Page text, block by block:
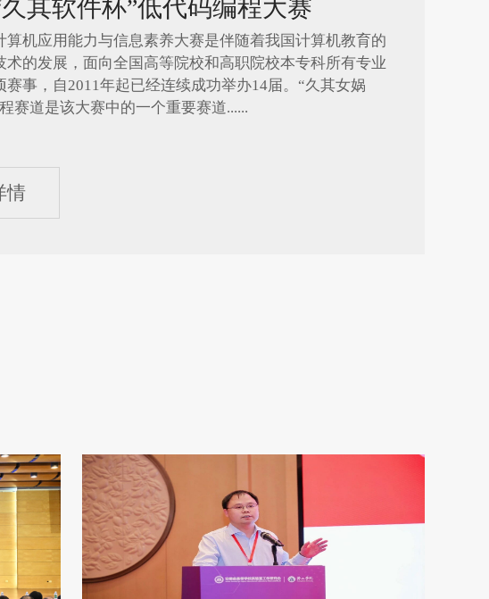
久其软件杯”低代码编程大赛
算机应用能力与信息素养大赛是伴随着我国计算机教育的
术的发展，面向全国高等院校和高职院校本专科所有专业
赛事，自2011年起已经连续成功举办14届。“久其女娲
赛道是该大赛中的一个重要赛道......
情